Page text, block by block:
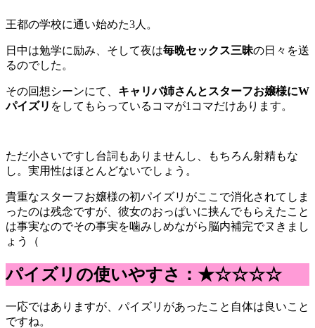
王都の学校に通い始めた3人。
日中は勉学に励み、そして夜は毎晩セックス三昧の日々を送
るのでした。
その回想シーンにて、 キャリバ姉さんとスターフお嬢様にW
パイズリ をしてもらっているコマが1コマだけあります。
ただ小さいですし台詞もありませんし、もちろん射精もな
し。実用性はほとんどないでしょう。
貴重なスターフお嬢様の初パイズリがここで消化されてしま
ったのは残念ですが、彼女のおっぱいに挟んでもらえたこと
は事実なのでその事実を噛みしめながら脳内補完でヌきまし
ょう（
パイズリの使いやすさ：★☆☆☆☆
一応ではありますが、パイズリがあったこと自体は良いこと
ですね。